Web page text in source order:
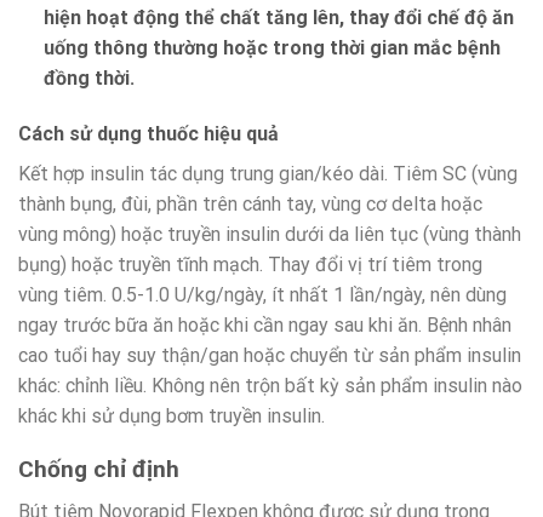
hiện hoạt động thể chất tăng lên, thay đổi chế độ ăn
uống thông thường hoặc trong thời gian mắc bệnh
đồng thời.
Cách sử dụng thuốc hiệu quả
Kết hợp insulin tác dụng trung gian/kéo dài. Tiêm SC (vùng
thành bụng, đùi, phần trên cánh tay, vùng cơ delta hoặc
vùng mông) hoặc truyền insulin dưới da liên tục (vùng thành
bụng) hoặc truyền tĩnh mạch. Thay đổi vị trí tiêm trong
vùng tiêm. 0.5-1.0 U/kg/ngày, ít nhất 1 lần/ngày, nên dùng
ngay trước bữa ăn hoặc khi cần ngay sau khi ăn. Bệnh nhân
cao tuổi hay suy thận/gan hoặc chuyển từ sản phẩm insulin
khác: chỉnh liều. Không nên trộn bất kỳ sản phẩm insulin nào
khác khi sử dụng bơm truyền insulin.
Chống chỉ định
Bút tiêm Novorapid Flexpen không được sử dụng trong